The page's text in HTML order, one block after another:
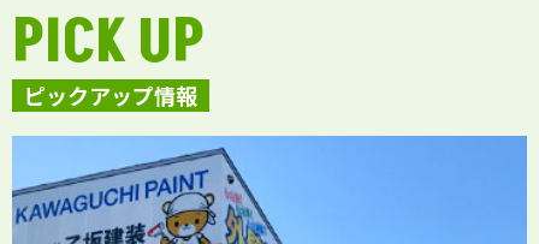
ピックアップ情報
PICK UP